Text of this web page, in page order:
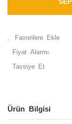
Fiyat Alarmı
Tavsiye Et
Ürün Bilgisi